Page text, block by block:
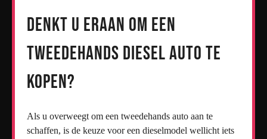
Denkt u eraan om een
tweedehands diesel auto te
kopen?
Als u overweegt om een tweedehands auto aan te
schaffen, is de keuze voor een dieselmodel wellicht iets